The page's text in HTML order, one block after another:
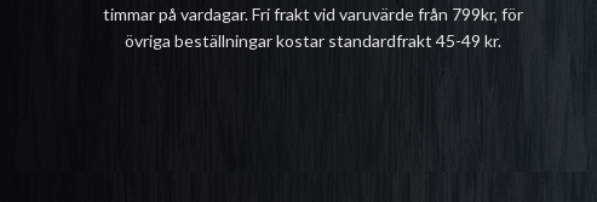
timmar på vardagar. Fri frakt vid varuvärde från 799kr, för
övriga beställningar kostar standardfrakt 45-49 kr.